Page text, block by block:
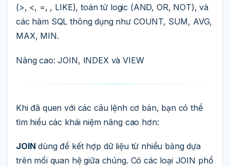
(>, <, =, , LIKE), toán tử logic (AND, OR, NOT), và
các hàm SQL thông dụng như COUNT, SUM, AVG,
MAX, MIN.
Nâng cao: JOIN, INDEX và VIEW
Khi đã quen với các câu lệnh cơ bản, bạn có thể
tìm hiểu các khái niệm nâng cao hơn:
JOIN dùng để kết hợp dữ liệu từ nhiều bảng dựa
trên mối quan hệ giữa chúng. Có các loại JOIN phổ